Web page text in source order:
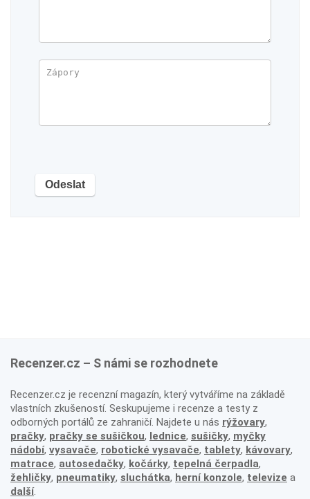
Recenzer.cz – S námi se rozhodnete
Recenzer.cz je recenzní magazín, který vytváříme na základě
vlastních zkušeností. Seskupujeme i recenze a testy z
odborných portálů ze zahraničí. Najdete u nás rýžovary,
pračky, pračky se sušičkou, lednice, sušičky, myčky
nádobí, vysavače, robotické vysavače, tablety, kávovary,
matrace, autosedačky, kočárky, tepelná čerpadla,
žehličky, pneumatiky, sluchátka, herní konzole, televize a
další.